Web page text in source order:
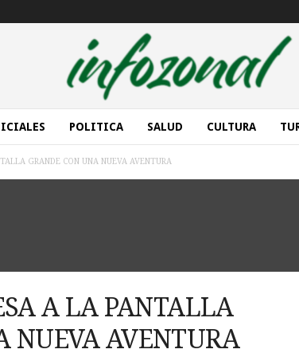
POLITICA SALUD CULTURA
GRANDE CON UNA NUEVA AVENTURA
A LA PANTALLA
NUEVA AVENTURA